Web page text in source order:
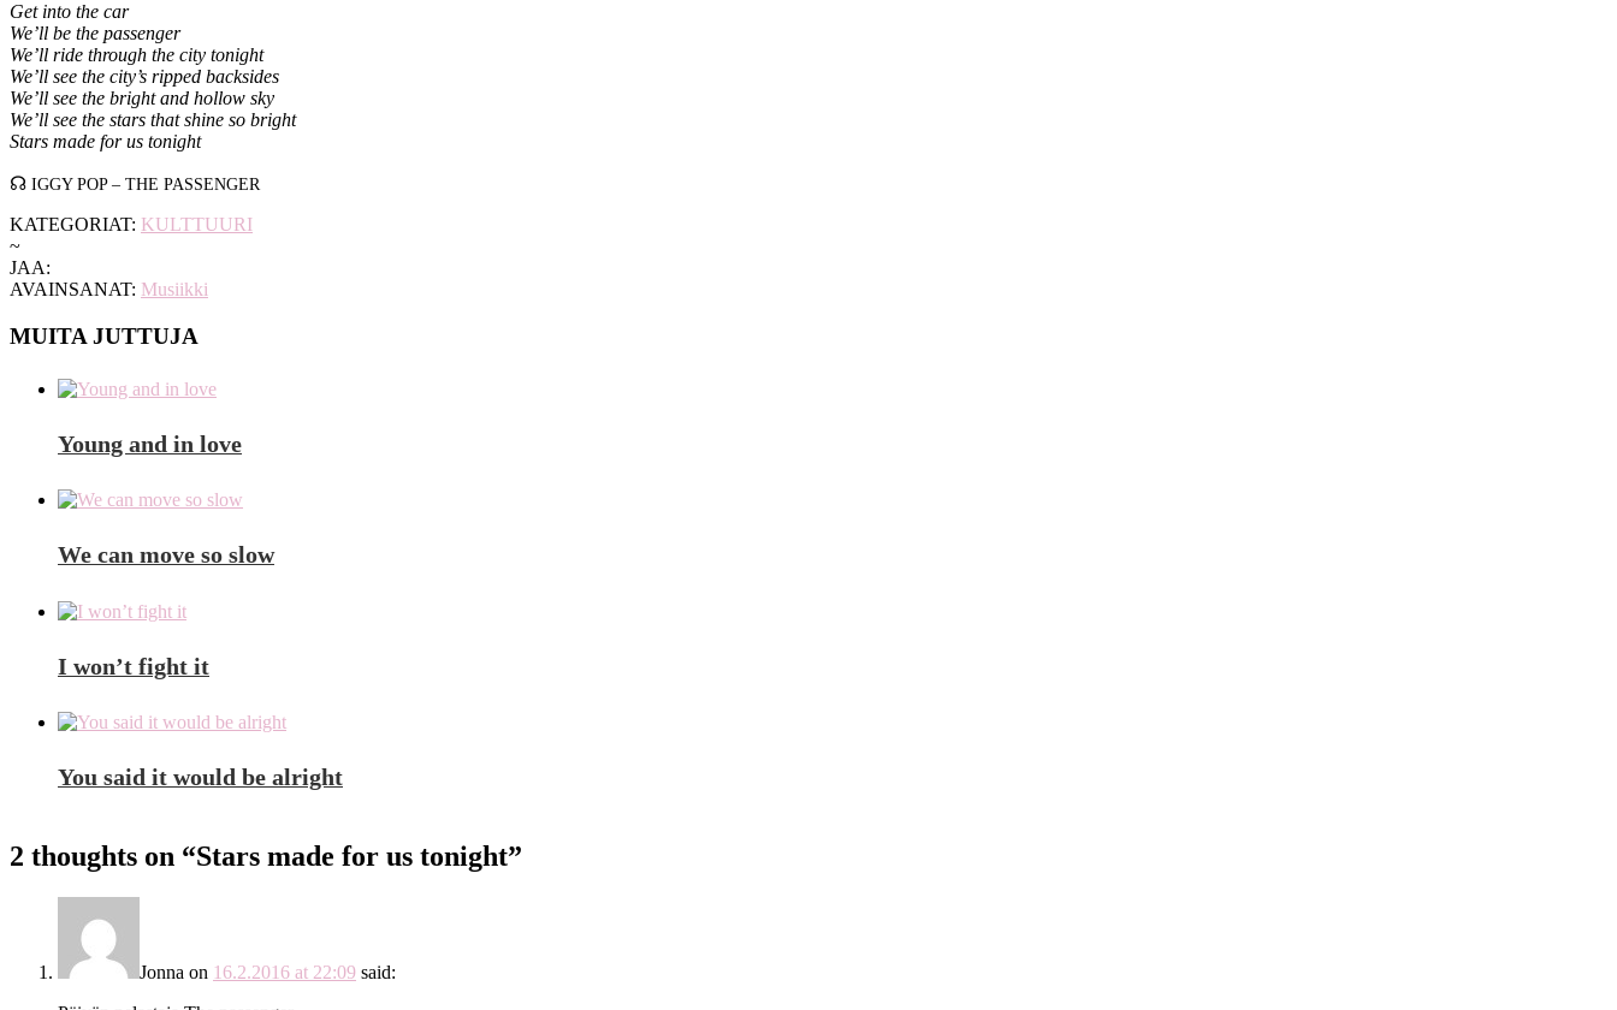
Get into the car
We’ll be the passenger
We’ll ride through the city tonight
We’ll see the city’s ripped backsides
We’ll see the bright and hollow sky
We’ll see the stars that shine so bright
Stars made for us tonight
☊ IGGY POP – THE PASSENGER
KATEGORIAT: KULTTUURI
~
JAA:
AVAINSANAT: Musiikki
MUITA JUTTUJA
Young and in love
We can move so slow
I won’t fight it
You said it would be alright
2 thoughts on “Stars made for us tonight”
Jonna on 16.2.2016 at 22:09 said: